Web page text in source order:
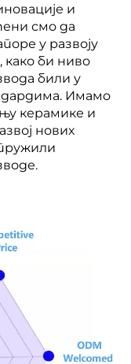
и
смо да
у развоју
како би ниво
били у
Имамо
керамике и
нових